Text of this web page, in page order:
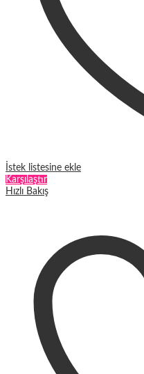
İstek listesine ekle
Karşılaştır
Hızlı Bakış